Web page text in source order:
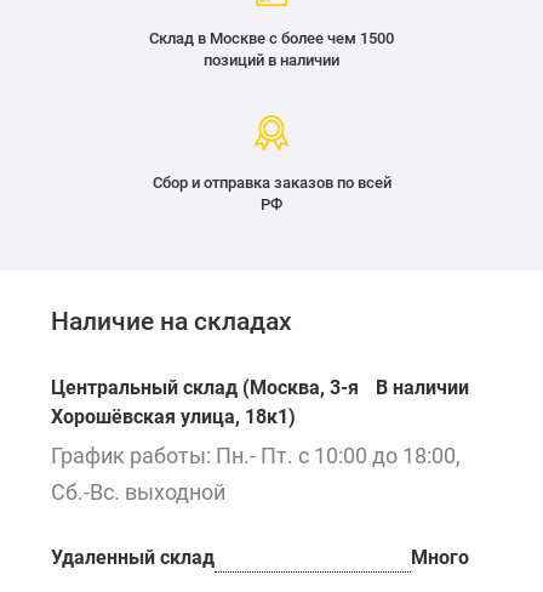
Склад в Москве с более чем 1500
позиций в наличии
Сбор и отправка заказов по всей
РФ
Наличие на складах
Центральный склад (Москва, 3-я
Хорошёвская улица, 18к1)
В наличии
График работы: Пн.- Пт. с 10:00 до 18:00,
Сб.-Вс. выходной
Удаленный склад Много